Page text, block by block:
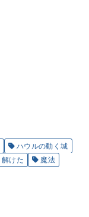
ハウルの動く城
解けた 魔法